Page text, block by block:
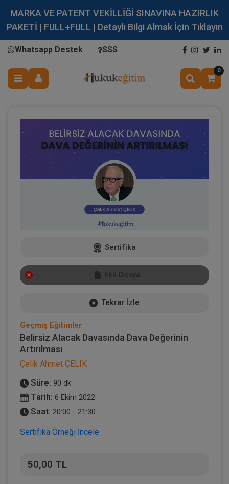
MARKA VE PATENT VEKİLLİĞİ SINAVINA HAZIRLIK
PAKETİ | FULL+FULL | Detaylı Bilgi Almak İçin Tıklayın
Whatsapp Destek SSS
0
Sertifika
Ekli Dosya
Tekrar İzle
Geçmiş Eğitimler
Belirsiz Alacak Davasında Dava Değerinin
Artırılması
Çelik Ahmet ÇELIK
Süre: 90 dk
Tarih: 6 Ekim 2022
Saat: 20:00 - 21:30
Sertifika Örneği İncele
50,00 TL